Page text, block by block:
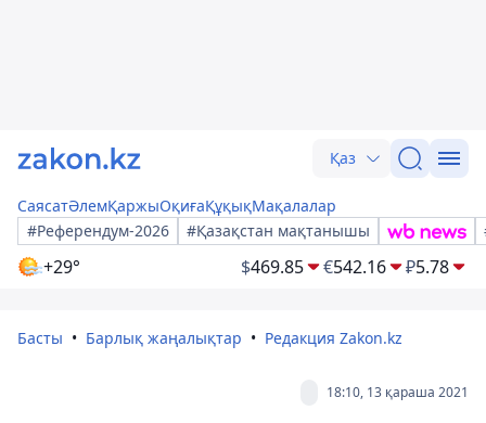
Қаз
СаясатӘлемҚаржыОқиғаҚұқықМақалалар
#Референдум-2026
#Қазақстан мақтанышы
+29° $469.85 €542.16 ₽5.78
Басты Барлық жаңалықтар Редакция Zakon.kz
18:10, 13 қараша 2021